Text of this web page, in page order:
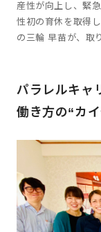
産性が向上し、緊
性初の育休を取得
の三輪 早苗が、取
パラレルキャ
働き方の“カ